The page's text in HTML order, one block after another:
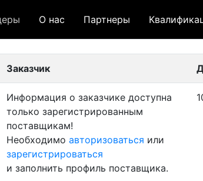
О нас Партнеры
Заказчик
Информация о заказчике доступна
только зарегистрированным
поставщикам!
Необходимо авторизоваться или
зарегистрироваться
и заполнить профиль поставщика.